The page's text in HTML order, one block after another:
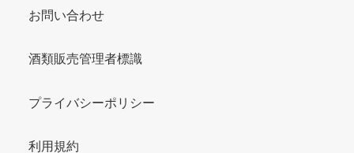
お問い合わせ
酒類販売管理者標識
プライバシーポリシー
利用規約